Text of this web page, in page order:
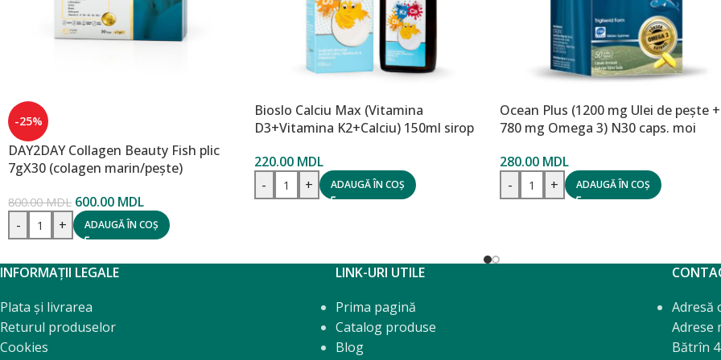
-25%
DAY2DAY Collagen Beauty Fish plic
7gX30 (colagen marin/pește)
800.00MDL 600.00 MDL
- + ADAUGĂ ÎN COȘ
Bioslo Calciu Max (Vitamina
D3+Vitamina K2+Calciu) 150ml sirop
220.00 MDL
-
+ ADAUGĂ ÎN COȘ
Ocean Plus (1200 mg Ulei de pește +
780 mg Omega 3) N30 caps. moi
280.00 MDL
-
+ ADAUGĂ ÎN COȘ
INFORMAȚII LEGALE
Plata și livrarea
Returul produselor
Cookies
LINK-URI UTILE
Prima pagină
Catalog produse
Blog
Adresă
Adrese
Bătrîn